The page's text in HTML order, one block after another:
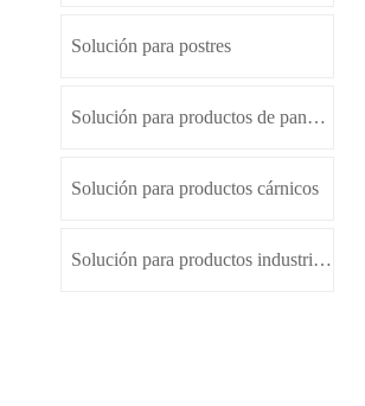
Solución para postres
Solución para productos de panadería
Solución para productos cárnicos
Solución para productos industriales